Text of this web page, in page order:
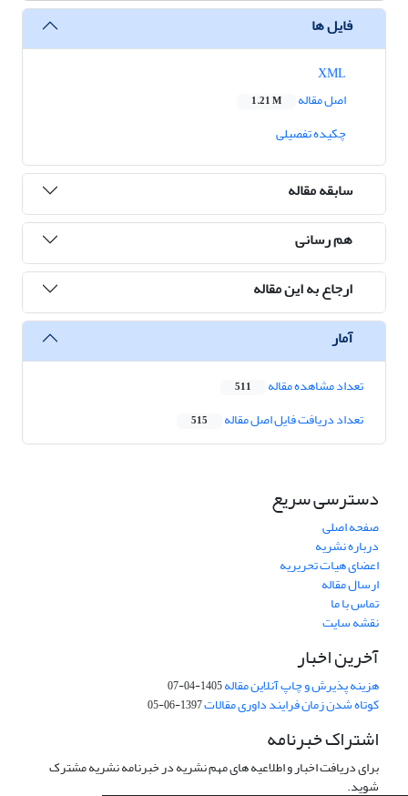
فایل ها
اصل مقاله
1.21 M
چکیده تفصیلی
سابقه مقاله
هم رسانی
ارجاع به این مقاله
آمار
تعداد مشاهده مقاله 511
تعداد دریافت فایل اصل مقاله 515
دسترسی سریع
صفحه اصلی
درباره نشریه
اعضای هیات تحریریه
ارسال مقاله
تماس با ما
نقشه سایت
آخرین اخبار
هزینه پذیرش و چاپ آنلاین مقاله1405-04-07
کوتاه شدن زمان فرایند داوری مقالات1397-06-05
اشتراک خبرنامه
برای دریافت اخبار و اطلاعیه های مهم نشریه در خبرنامه نشریه مشترک
شوید.